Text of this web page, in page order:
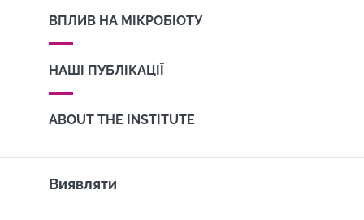
ВПЛИВ НА МІКРОБІОТУ
НАШІ ПУБЛІКАЦІЇ
ABOUT THE INSTITUTE
Виявляти